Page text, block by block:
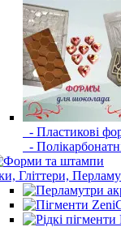
- Пластикові
-
Гліттери,